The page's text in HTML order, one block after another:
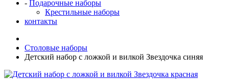
- Подарочные наборы
Крестильные наборы
контакты
Столовые наборы
Детский набор с ложкой и вилкой Звездочка синяя